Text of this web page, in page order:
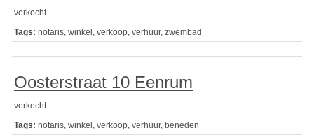
verkocht
Tags: notaris, winkel , verkoop, verhuur, zwembad
Oosterstraat 10 Eenrum
verkocht
Tags: notaris, winkel , verkoop, verhuur, beneden